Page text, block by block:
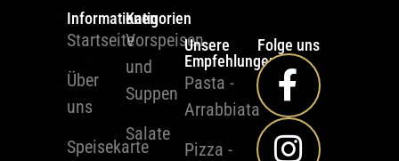
Informationen
Startseite
Über
uns
Speisekarte
Katigorien
Vorspeisen
und
Suppen
Salate
Unsere
Empfehlungen
Pasta -
Arrabbiata
Pizza -
Folge uns